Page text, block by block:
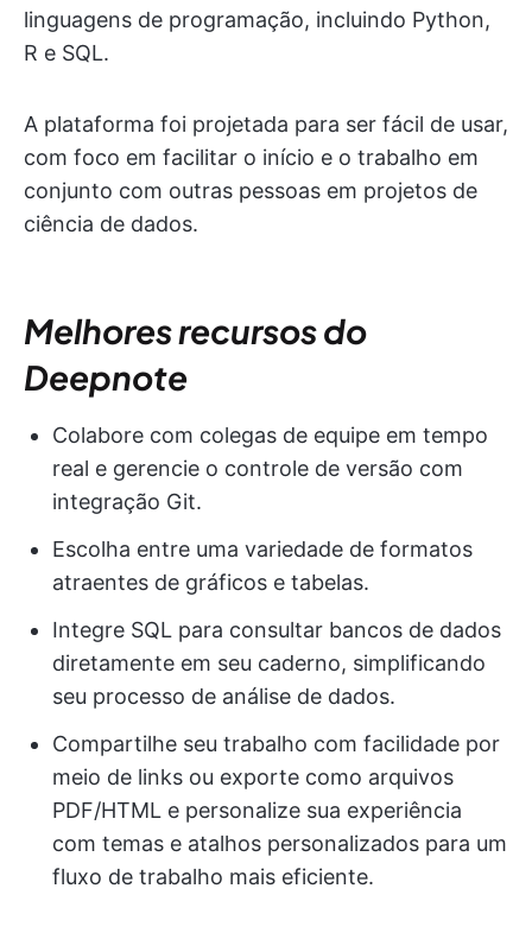
linguagens de programação, incluindo Python,
R e SQL.
A plataforma foi projetada para ser fácil de usar,
com foco em facilitar o início e o trabalho em
conjunto com outras pessoas em projetos de
ciência de dados.
Melhores recursos do
Deepnote
Colabore com colegas de equipe em tempo
real e gerencie o controle de versão com
integração Git.
Escolha entre uma variedade de formatos
atraentes de gráficos e tabelas.
Integre SQL para consultar bancos de dados
diretamente em seu caderno, simplificando
seu processo de análise de dados.
Compartilhe seu trabalho com facilidade por
meio de links ou exporte como arquivos
PDF/HTML e personalize sua experiência
com temas e atalhos personalizados para um
fluxo de trabalho mais eficiente.